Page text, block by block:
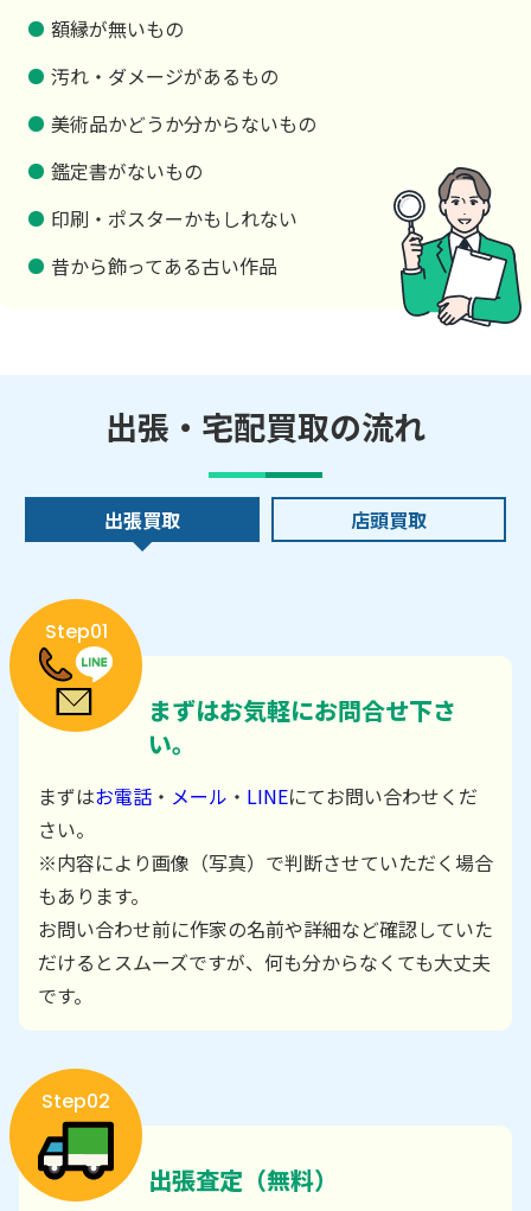
額縁が無いもの
汚れ・ダメージがあるもの
美術品かどうか分からないもの
鑑定書がないもの
印刷・ポスターかもしれない
昔から飾ってある古い作品
出張・宅配買取の流れ
出張買取 店頭買取
Step01
まずはお気軽にお問合せ下さ
い。
まずはお電話 ・ メール ・ LINEにてお問い合わせくだ
さい。
※内容により画像（写真）で判断させていただく場合
もあります。
お問い合わせ前に作家の名前や詳細など確認していた
だけるとスムーズですが、何も分からなくても大丈夫
です。
Step02
出張査定（無料）